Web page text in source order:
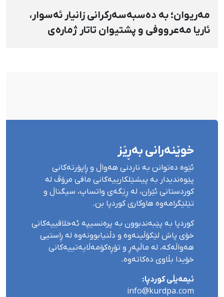
مەریوان؛ بە دەسبەسەرکرانی زانیار ئەسوار،
ئاریا مەعرووفی و پشتیوان تاتار ژمارەی
خوێنەرانی بەڕێز
ئێوە دەتوانن بە ناردنی هەواڵ و ڕاپۆرتەکانی
پێوەندیدار بە پیشێلکارییەکانی مافی مرۆڤ لە
کوردستانی ئێران، لە ڕێگەی واتساپ، سیگناڵ و
تێلێگرامەوە هاوکاری کوردپا بن.
کوردپا بە پێبەندبوون بە پرەنسیپە ئەخلاقییەکانی
خۆی پاش لێکۆڵینەوە و دڵنیابوونەوە لە ڕاستیی
هەواڵەکە، لە ماڵپەڕ و تۆڕەکۆمەڵایەتییەکانی
خۆیدا بڵاوی دەکاتەوە.
ئیمەیڵی کوردپا:
info@kurdpa.com